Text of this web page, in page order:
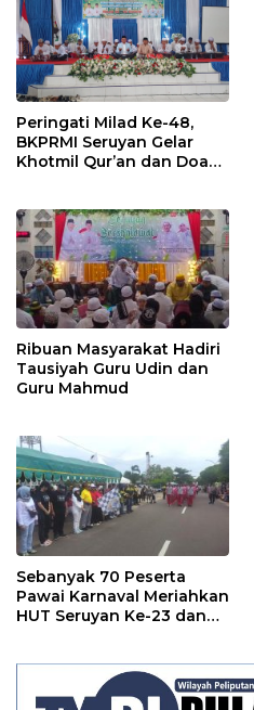
Peringati Milad Ke-48,
BKPRMI Seruyan Gelar
Khotmil Qur’an dan Doa
Ribuan Masyarakat Hadiri
Tausiyah Guru Udin dan
Guru Mahmud
Sebanyak 70 Peserta
Pawai Karnaval Meriahkan
HUT Seruyan Ke-23 dan